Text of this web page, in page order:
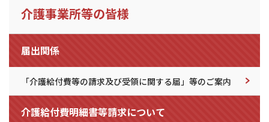
介護事業所等の皆様
届出関係
「介護給付費等の請求及び受領に関する届」等のご案内
介護給付費明細書等請求について